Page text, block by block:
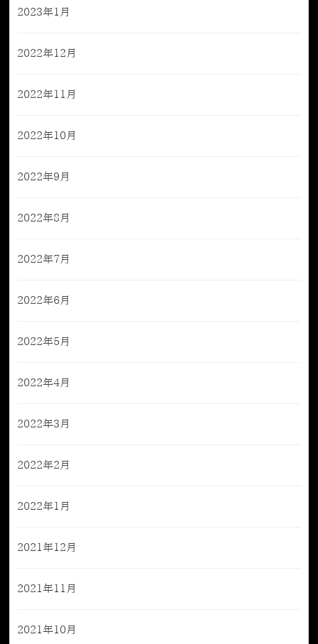
2023年1月
2022年12月
2022年11月
2022年10月
2022年9月
2022年8月
2022年7月
2022年6月
2022年5月
2022年4月
2022年3月
2022年2月
2022年1月
2021年12月
2021年11月
2021年10月